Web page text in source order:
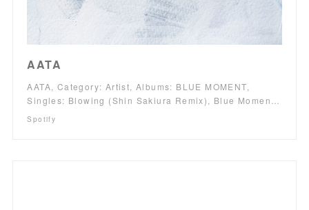
AATA
AATA, Category: Artist, Albums: BLUE MOMENT,
Singles: Blowing (Shin Sakiura Remix), Blue Momen…
Spotify